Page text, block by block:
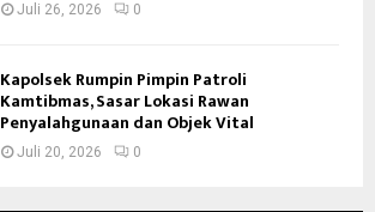
Juli 26, 2026 0
Kapolsek Rumpin Pimpin Patroli
Kamtibmas, Sasar Lokasi Rawan
Penyalahgunaan dan Objek Vital
Juli 20, 2026 0